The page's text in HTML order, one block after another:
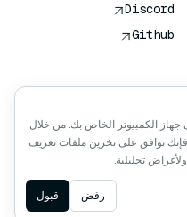
Discord
Github
جهاز الكمبيوتر الخاص بك. من خلال
فإنك توافق على تخزين ملفات تعريف
تحليلية.
رفض قبول